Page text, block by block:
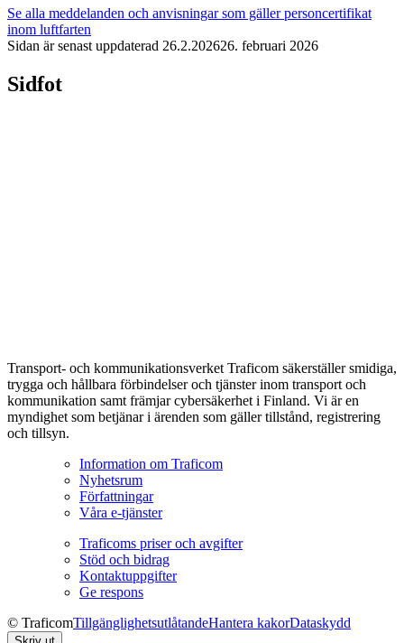
Se alla meddelanden och anvisningar som gäller personcertifikat
inom luftfarten
Sidan är senast uppdaterad 26.2.202626. februari 2026
Sidfot
Transport- och kommunikationsverket Traficom säkerställer smidiga,
trygga och hållbara förbindelser och tjänster inom transport och
kommunikation samt främjar cybersäkerhet i Finland. Vi är en
myndighet som betjänar i ärenden som gäller tillstånd, registrering
och tillsyn.
Information om Traficom
Nyhetsrum
Författningar
Våra e-tjänster
Traficoms priser och avgifter
Stöd och bidrag
Kontaktuppgifter
Ge respons
© TraficomTillgänglighetsutlåtandeHantera kakorDataskydd